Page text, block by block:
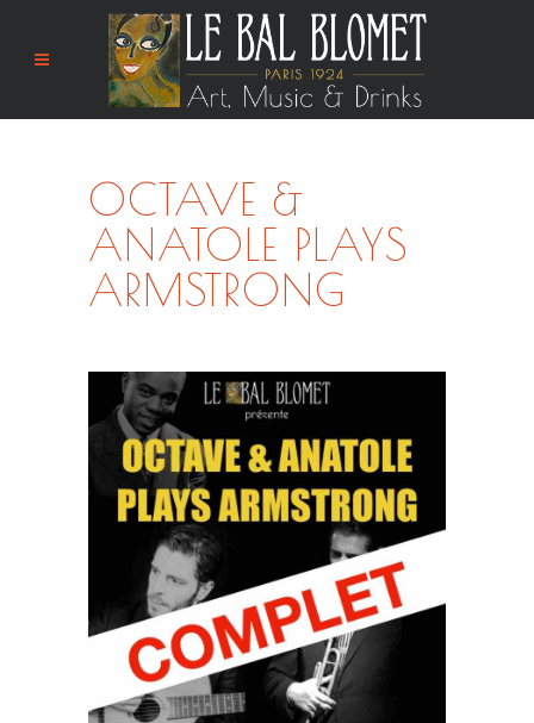
OCTAVE &
ANATOLE PLAYS
ARMSTRONG